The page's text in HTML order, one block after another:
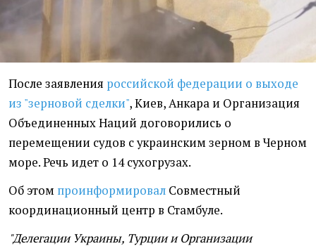
После заявления российской федерации о выходе
из "зерновой сделки", Киев, Анкара и Организация
Объединенных Наций договорились о
перемещении судов с украинским зерном в Черном
море. Речь идет о 14 сухогрузах.
Об этом проинформировал Совместный
координационный центр в Стамбуле.
"Делегации Украины, Турции и Организации